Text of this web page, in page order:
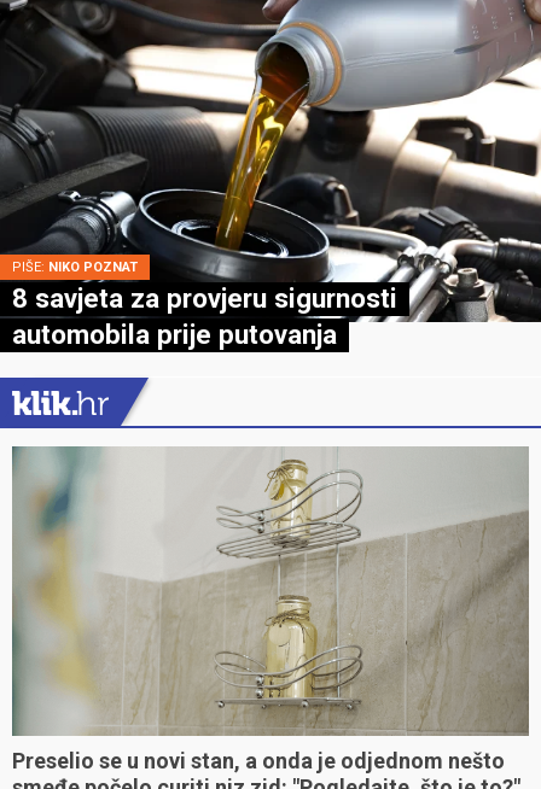
PIŠE: NIKO POZNAT
8 savjeta za provjeru sigurnosti
automobila prije putovanja
Preselio se u novi stan, a onda je odjednom nešto